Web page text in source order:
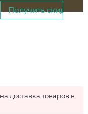
Получить скидку →
доставка товаров в